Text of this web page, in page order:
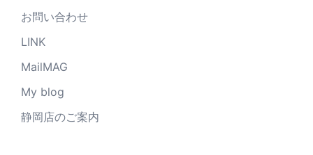
お問い合わせ
LINK
MailMAG
My blog
静岡店のご案内